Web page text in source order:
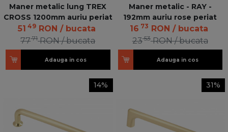
Maner metalic lung TREX
CROSS 1200mm auriu periat
51 49 RON / bucata
7771 RON / bucata
Adauga in cos
Maner metalic - RAY -
192mm auriu rose periat
16 73 RON / bucata
2353 RON / bucata
Adauga in cos
14% 31%